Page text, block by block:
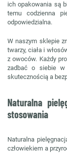
ich opakowania są
temu codzienna
odpowiedzialna.
W naszym sklepie
twarzy, ciała i
z owoców. Każdy
zadbać o siebie w
skutecznością a
Naturalna
stosowania
Naturalna
człowiekiem a